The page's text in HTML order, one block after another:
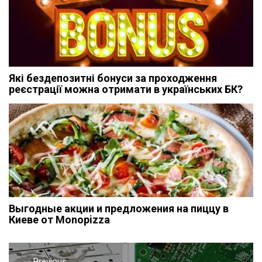
Які бездепозитні бонуси за проходження
реєстрації можна отримати в українських БК?
Выгодные акции и предложения на пиццу в
Киеве от Monopizza